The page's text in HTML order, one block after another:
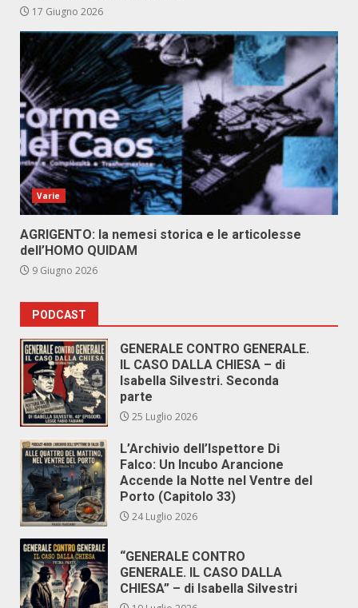
17 Giugno 2026
Varie
AGRIGENTO: la nemesi storica e le articolesse
dell’HOMO QUIDAM
9 Giugno 2026
PODCAST
GENERALE CONTRO GENERALE.
IL CASO DALLA CHIESA – di
Isabella Silvestri. Seconda
parte
25 Luglio 2026
L’Archivio dell’Ispettore Di
Falco: Un Incubo Arancione
Accende la Notte nel Ventre del
Porto (Capitolo 33)
24 Luglio 2026
“GENERALE CONTRO
GENERALE. IL CASO DALLA
CHIESA” – di Isabella Silvestri